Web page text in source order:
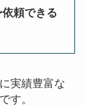
頼できる
実績豊富な
す。